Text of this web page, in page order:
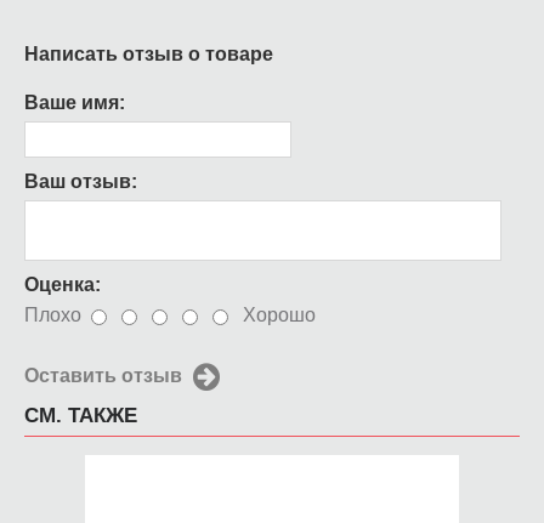
Написать отзыв о товаре
Ваше имя:
Ваш отзыв:
Оценка:
Плохо
Хорошо
Оставить отзыв
СМ. ТАКЖЕ